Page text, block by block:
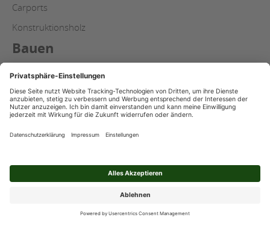
Carports
Konstruktionsholz
Bauen
Holzwerkstoffe
Holzbau
Trockenbau
Dachfenster
Service